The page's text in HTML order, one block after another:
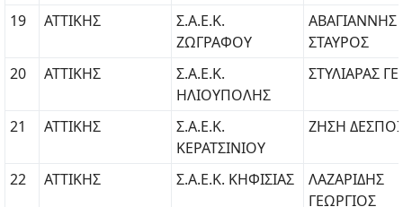
19 ΑΤΤΙΚΗΣ
Σ.Α.Ε.Κ.
ΖΩΓΡΑΦΟΥ
ΑΒΑΓΙΑΝΝΗΣ
ΣΤΑΥΡΟΣ
20
ΑΤΤΙΚΗΣ
Σ.Α.Ε.Κ.
ΗΛΙΟΥΠΟΛΗΣ
ΣΤΥΛΙΑΡΑΣ
21 ΑΤΤΙΚΗΣ
Σ.Α.Ε.Κ.
ΚΕΡΑΤΣΙΝΙΟΥ
ΖΗΣΗ
22 ΑΤΤΙΚΗΣ Σ.Α.Ε.Κ. ΚΗΦΙΣΙΑΣ
ΛΑΖΑΡΙΔΗΣ
ΓΕΩΡΓΙΟΣ